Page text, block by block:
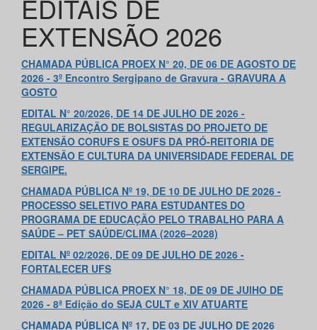
EDITAIS DE
EXTENSÃO 2026
CHAMADA PÚBLICA PROEX N° 20, DE 06 DE AGOSTO DE
2026 - 3º Encontro Sergipano de Gravura - GRAVURA A
GOSTO
EDITAL N° 20/2026, DE 14 DE JULHO DE 2026 -
REGULARIZAÇÃO DE BOLSISTAS DO PROJETO DE
EXTENSÃO CORUFS E OSUFS DA PRÓ-REITORIA DE
EXTENSÃO E CULTURA DA UNIVERSIDADE FEDERAL DE
SERGIPE.
CHAMADA PÚBLICA Nº 19, DE 10 DE JULHO DE 2026 -
PROCESSO SELETIVO PARA ESTUDANTES DO
PROGRAMA DE EDUCAÇÃO PELO TRABALHO PARA A
SAÚDE – PET SAÚDE/CLIMA (2026–2028)
EDITAL Nº 02/2026, DE 09 DE JULHO DE 2026 -
FORTALECER UFS
CHAMADA PÚBLICA PROEX N° 18, DE 09 DE JUlHO DE
2026 - 8ª Edição do SEJA CULT e XIV ATUARTE
CHAMADA PÚBLICA Nº 17, DE 03 DE JULHO DE 2026